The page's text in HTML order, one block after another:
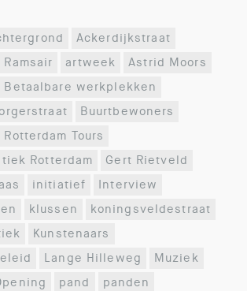
Ackerdijkstraat
Ramsair artweek
Astrid Moors
Betaalbare werkplekken
Buurtbewoners
Rotterdam Tours
Rotterdam
Gert Rietveld
initiatief
Interview
klussen
koningsveldestraat
Kunstenaars
Lange Hilleweg
Muziek
pand
panden